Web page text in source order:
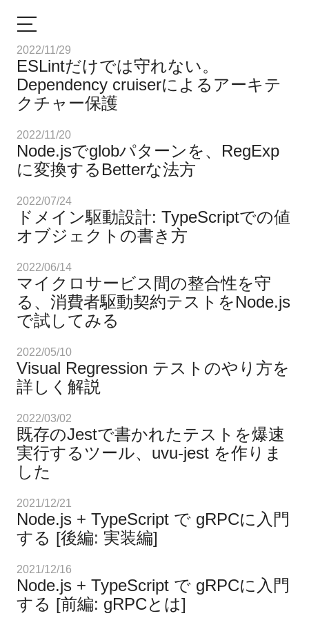
2022/11/29
ESLintだけでは守れない。
Dependency cruiserによるアーキテ
クチャー保護
2022/11/20
Node.jsでglobパターンを、RegExp
に変換するBetterな法方
2022/07/24
ドメイン駆動設計: TypeScriptでの値
オブジェクトの書き方
2022/06/14
マイクロサービス間の整合性を守
る、消費者駆動契約テストをNode.js
で試してみる
2022/05/10
Visual Regression テストのやり方を
詳しく解説
2022/03/02
既存のJestで書かれたテストを爆速
実行するツール、uvu-jest を作りま
した
2021/12/21
Node.js + TypeScript で gRPCに入門
する [後編: 実装編]
2021/12/16
Node.js + TypeScript で gRPCに入門
する [前編: gRPCとは]